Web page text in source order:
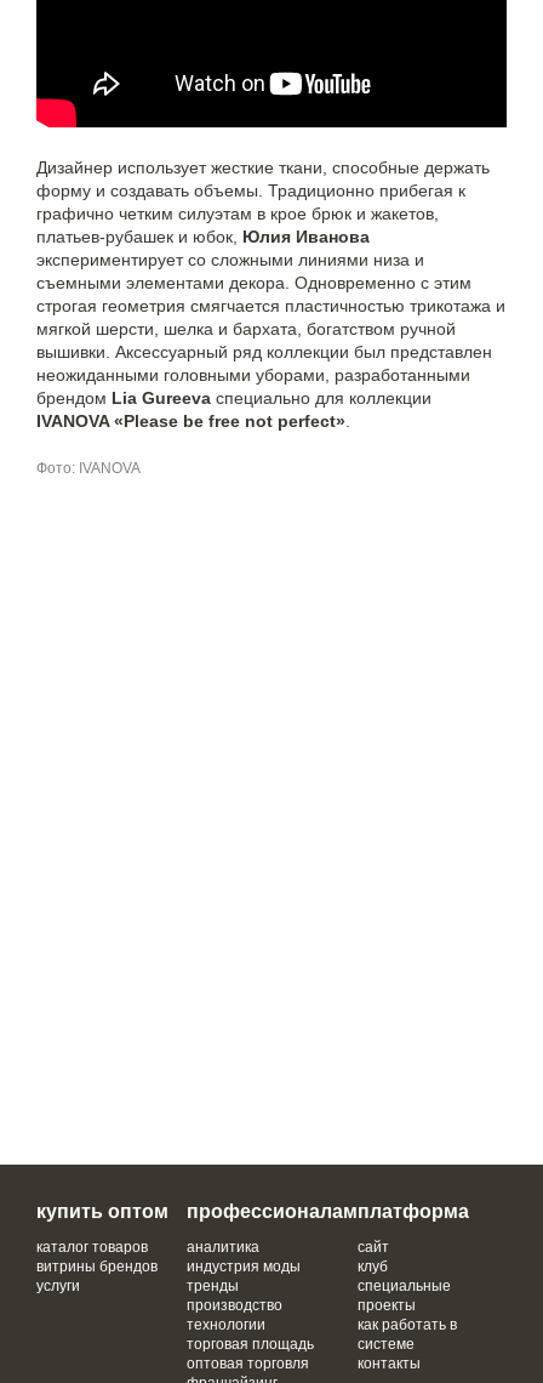
Дизайнер использует жесткие ткани, способные держать
форму и создавать объемы. Традиционно прибегая к
графично четким силуэтам в крое брюк и жакетов,
платьев-рубашек и юбок, Юлия Иванова
экспериментирует со сложными линиями низа и
съемными элементами декора. Одновременно с этим
строгая геометрия смягчается пластичностью трикотажа и
мягкой шерсти, шелка и бархата, богатством ручной
вышивки. Аксессуарный ряд коллекции был представлен
неожиданными головными уборами, разработанными
брендом Lia Gureeva специально для коллекции
IVANOVA «Please be free not perfect».
Фото: IVANOVA
купить оптом
каталог товаров
витрины брендов
услуги
профессионалам
аналитика
индустрия моды
тренды
производство
технологии
торговая площадь
оптовая торговля
платформа
сайт
клуб
специальные
проекты
как работать в
системе
контакты